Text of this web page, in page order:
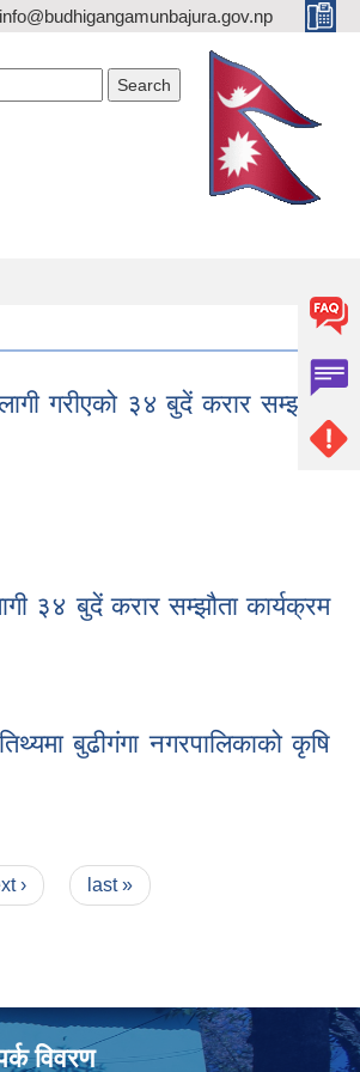
info@budhigangamunbajura.gov.np
गरीएको ३४ बुदें करार सम्झौता
३४ बुदें करार सम्झौता कार्यक्रम
बुढीगंगा नगरपालिकाको कृषि
› last »
विवरण